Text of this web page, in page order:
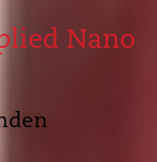
Nano